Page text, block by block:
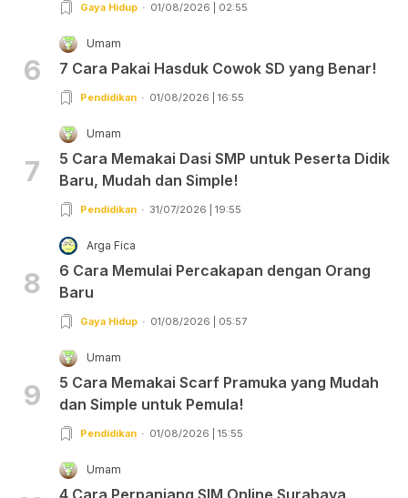
Gaya Hidup 01/08/2026 | 02:55
6
Umam
7 Cara Pakai Hasduk Cowok SD yang Benar!
Pendidikan 01/08/2026 | 16:55
7
Umam
5 Cara Memakai Dasi SMP untuk Peserta Didik
Baru, Mudah dan Simple!
Pendidikan 31/07/2026 | 19:55
8
Arga Fica
6 Cara Memulai Percakapan dengan Orang
Baru
Gaya Hidup 01/08/2026 | 05:57
9
Umam
5 Cara Memakai Scarf Pramuka yang Mudah
dan Simple untuk Pemula!
Pendidikan 01/08/2026 | 15:55
Umam